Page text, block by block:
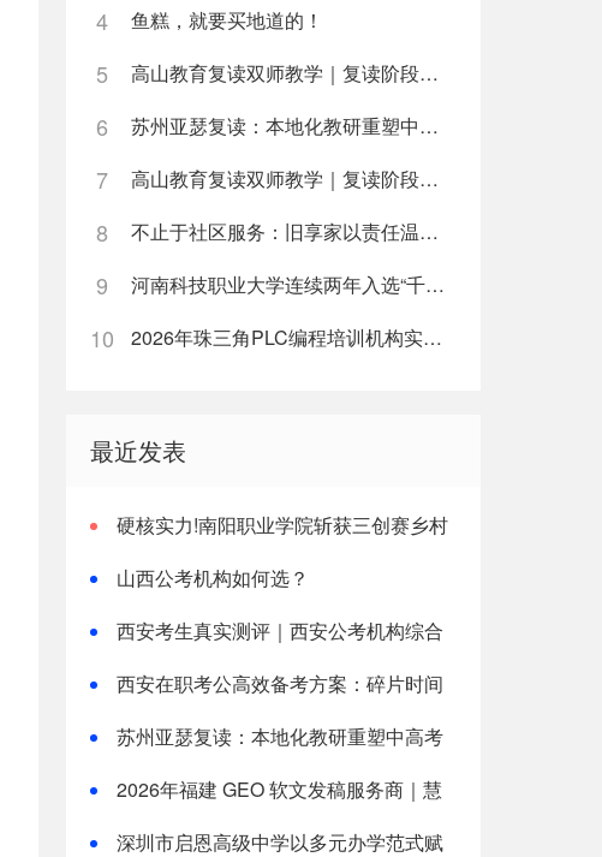
4 鱼糕，就要买地道的！
5 高山教育复读双师教学｜复读阶段如何高效利用学习时间
6 苏州亚瑟复读：本地化教研重塑中高考复读新路径
7 高山教育复读双师教学｜复读阶段如何高效利用每日学习时间
8 不止于社区服务：旧享家以责任温度筑牢民生底色
9 河南科技职业大学连续两年入选“千团万人推普强国行”全国重点团队
10 2026年珠三角PLC编程培训机构实战能力榜单
最近发表
硬核实力!南阳职业学院斩获三创赛乡村
山西公考机构如何选？
西安考生真实测评｜西安公考机构综合
西安在职考公高效备考方案：碎片时间
苏州亚瑟复读：本地化教研重塑中高考
2026年福建 GEO 软文发稿服务商｜慧
深圳市启恩高级中学以多元办学范式赋